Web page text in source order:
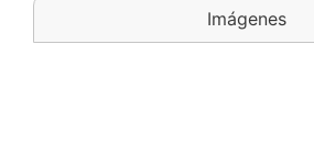
Imágenes